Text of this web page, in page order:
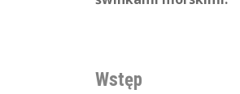
Wstęp